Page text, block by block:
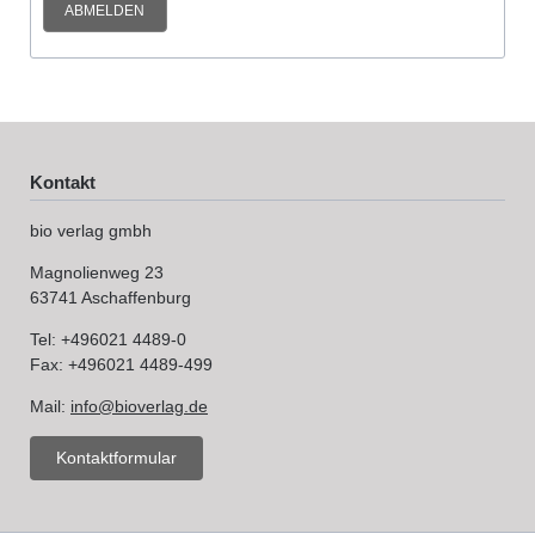
ABMELDEN
Kontakt
bio verlag gmbh
Magnolienweg 23
63741 Aschaffenburg
Tel: +496021 4489-0
Fax: +496021 4489-499
Mail: info@bioverlag.de
Kontaktformular